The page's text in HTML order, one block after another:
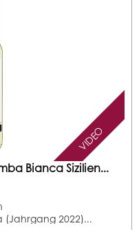
VIDEO
Bianca Sizilien...
2022)...